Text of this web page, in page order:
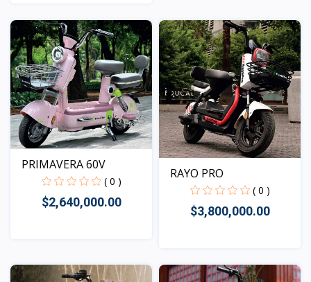
Vista
PRIMAVERA 60V
( 0 )
$2,640,000.00
RAYO PRO
( 0 )
$3,800,000.00
Vista